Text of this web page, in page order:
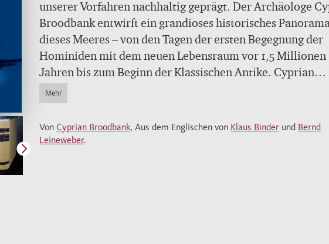
unserer Vorfahren nachhaltig geprägt. Der Archäologe
Broodbank entwirft ein grandioses historisches
dieses Meeres – von den Tagen der ersten Begegnung der
Hominiden mit dem neuen Lebensraum vor 1,5 Millionen
Jahren bis zum Beginn der Klassischen Antike. Cyprian
Broodbank führt uns an die Küsten des Mittelmeers und
die angrenzenden Kulturräume längst vergangener
wieder lebendig werden. Gemeinsam mit ihm umrunden
wieder und wieder das Mittelmeer und lernen die seit den
Mehr
Von Cyprian Broodbank, Aus dem Englischen von Klaus Binder und Bernd
Leineweber.